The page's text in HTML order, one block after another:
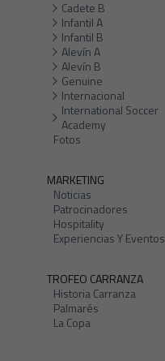
Cadete B
Infantil A
Infantil B
Alevín A
Alevín B
Genuine
Internacional
International Soccer
Academy
Fotos
MARKETING
Noticias
Patrocinadores
Hospitality
Experiencias Y Eventos
TROFEO CARRANZA
Historia Carranza
Palmarés
La Copa